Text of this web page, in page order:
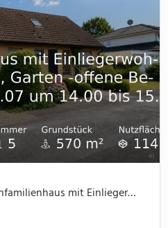
Nicht mehr verfügbar: Einfamilienhaus mit Einliegerwohnung, Garage, Garten -offene Besichtigung 31.07 um 14.00 bis 15.30